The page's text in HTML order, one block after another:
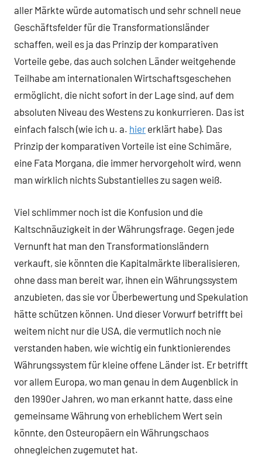
aller Märkte würde automatisch und sehr schnell neue
Geschäftsfelder für die Transformationsländer
schaffen, weil es ja das Prinzip der komparativen
Vorteile gebe, das auch solchen Länder weitgehende
Teilhabe am internationalen Wirtschaftsgeschehen
ermöglicht, die nicht sofort in der Lage sind, auf dem
absoluten Niveau des Westens zu konkurrieren. Das ist
einfach falsch (wie ich u. a. hier erklärt habe). Das
Prinzip der komparativen Vorteile ist eine Schimäre,
eine Fata Morgana, die immer hervorgeholt wird, wenn
man wirklich nichts Substantielles zu sagen weiß.
Viel schlimmer noch ist die Konfusion und die
Kaltschnäuzigkeit in der Währungsfrage. Gegen jede
Vernunft hat man den Transformationsländern
verkauft, sie könnten die Kapitalmärkte liberalisieren,
ohne dass man bereit war, ihnen ein Währungssystem
anzubieten, das sie vor Überbewertung und Spekulation
hätte schützen können. Und dieser Vorwurf betrifft bei
weitem nicht nur die USA, die vermutlich noch nie
verstanden haben, wie wichtig ein funktionierendes
Währungssystem für kleine offene Länder ist. Er betrifft
vor allem Europa, wo man genau in dem Augenblick in
den 1990er Jahren, wo man erkannt hatte, dass eine
gemeinsame Währung von erheblichem Wert sein
könnte, den Osteuropäern ein Währungschaos
ohnegleichen zugemutet hat.